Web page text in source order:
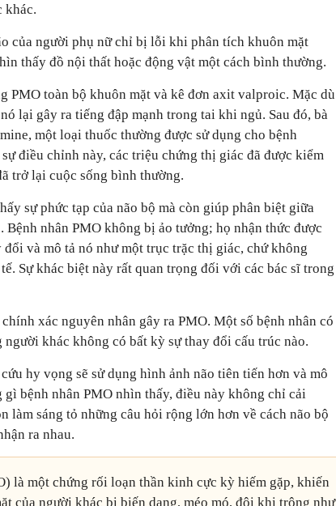
khác.
của người phụ nữ chỉ bị lỗi khi phân tích khuôn mặt
thấy đồ nội thất hoặc động vật một cách bình thường.
PMO toàn bộ khuôn mặt và kê đơn axit valproic. Mặc dù
lại gây ra tiếng đập mạnh trong tai khi ngủ. Sau đó, bà
một loại thuốc thường được sử dụng cho bệnh
điều chỉnh này, các triệu chứng thị giác đã được kiểm
trở lại cuộc sống bình thường.
sự phức tạp của não bộ mà còn giúp phân biệt giữa
Bệnh nhân PMO không bị ảo tưởng; họ nhận thức được
và mô tả nó như một trục trặc thị giác, chứ không
Sự khác biệt này rất quan trọng đối với các bác sĩ trong
xác nguyên nhân gây ra PMO. Một số bệnh nhân có
khác không có bất kỳ sự thay đổi cấu trúc nào.
hy vọng sẽ sử dụng hình ảnh não tiên tiến hơn và mô
bệnh nhân PMO nhìn thấy, điều này không chỉ cải
làm sáng tỏ những câu hỏi rộng lớn hơn về cách não bộ
ra nhau.
là một chứng rối loạn thần kinh cực kỳ hiếm gặp, khiến
của người khác bị biến dạng, méo mó, đôi khi trông như